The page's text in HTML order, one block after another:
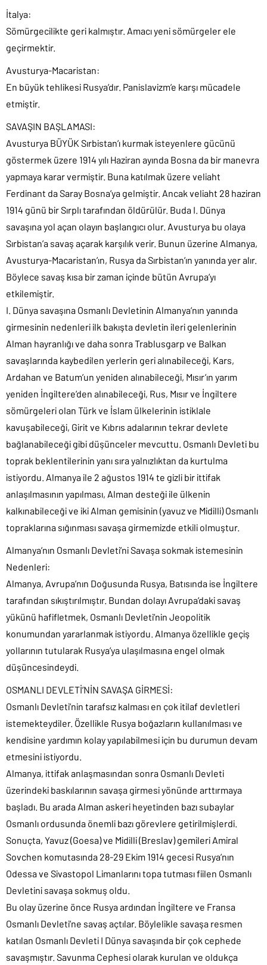
İtalya:
Sömürgecilikte geri kalmıştır. Amacı yeni sömürgeler ele
geçirmektir.
Avusturya-Macaristan:
En büyük tehlikesi Rusya’dır. Panislavizm’e karşı mücadele
etmiştir.
SAVAŞIN BAŞLAMASI:
Avusturya BÜYÜK Sırbistan’ı kurmak isteyenlere gücünü
göstermek üzere 1914 yılı Haziran ayında Bosna da bir manevra
yapmaya karar vermiştir. Buna katılmak üzere veliaht
Ferdinant da Saray Bosna’ya gelmiştir. Ancak veliaht 28 haziran
1914 günü bir Sırplı tarafından öldürülür. Buda I. Dünya
savaşına yol açan olayın başlangıcı olur. Avusturya bu olaya
Sırbistan’a savaş açarak karşılık verir. Bunun üzerine Almanya,
Avusturya-Macaristan’ın, Rusya da Sırbistan’ın yanında yer alır.
Böylece savaş kısa bir zaman içinde bütün Avrupa’yı
etkilemiştir.
I. Dünya savaşına Osmanlı Devletinin Almanya’nın yanında
girmesinin nedenleri ilk bakışta devletin ileri gelenlerinin
Alman hayranlığı ve daha sonra Trablusgarp ve Balkan
savaşlarında kaybedilen yerlerin geri alınabileceği, Kars,
Ardahan ve Batum’un yeniden alınabileceği, Mısır’ın yarım
yeniden İngiltere’den alınabileceği, Rus, Mısır ve İngiltere
sömürgeleri olan Türk ve İslam ülkelerinin istiklale
kavuşabileceği, Girit ve Kıbrıs adalarının tekrar devlete
bağlanabileceği gibi düşünceler mevcuttu. Osmanlı Devleti bu
toprak beklentilerinin yanı sıra yalnızlıktan da kurtulma
istiyordu. Almanya ile 2 ağustos 1914 te gizli bir ittifak
anlaşılmasının yapılması, Alman desteği ile ülkenin
kalkınabileceği ve iki Alman gemisinin (yavuz ve Midilli) Osmanlı
topraklarına sığınması savaşa girmemizde etkili olmuştur.
Almanya’nın Osmanlı Devleti’ni Savaşa sokmak istemesinin
Nedenleri:
Almanya, Avrupa’nın Doğusunda Rusya, Batısında ise İngiltere
tarafından sıkıştırılmıştır. Bundan dolayı Avrupa’daki savaş
yükünü hafifletmek, Osmanlı Devleti’nin Jeopolitik
konumundan yararlanmak istiyordu. Almanya özellikle geçiş
yollarının tutularak Rusya’ya ulaşılmasına engel olmak
düşüncesindeydi.
OSMANLI DEVLETİ’NİN SAVAŞA GİRMESİ:
Osmanlı Devleti’nin tarafsız kalması en çok itilaf devletleri
istemekteydiler. Özellikle Rusya boğazların kullanılması ve
kendisine yardımın kolay yapılabilmesi için bu durumun devam
etmesini istiyordu.
Almanya, ittifak anlaşmasından sonra Osmanlı Devleti
üzerindeki baskılarının savaşa girmesi yönünde arttırmaya
başladı. Bu arada Alman askeri heyetinden bazı subaylar
Osmanlı ordusunda önemli bazı görevlere getirilmişlerdi.
Sonuçta, Yavuz (Goesa) ve Midilli (Breslav) gemileri Amiral
Sovchen komutasında 28-29 Ekim 1914 gecesi Rusya’nın
Odessa ve Sivastopol Limanlarını topa tutması fiilen Osmanlı
Devletini savaşa sokmuş oldu.
Bu olay üzerine önce Rusya ardından İngiltere ve Fransa
Osmanlı Devleti’ne savaş açtılar. Böylelikle savaşa resmen
katılan Osmanlı Devleti I Dünya savaşında bir çok cephede
savaşmıştır. Savunma Cephesi olarak kurulan ve oldukça